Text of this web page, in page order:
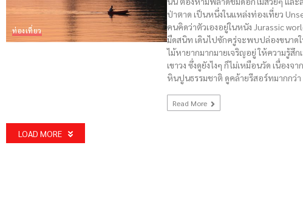
ท่องเที่ยว
ป่าตาด เป็นหนึ่งในแหล่งท่องเที่ยว
คนคิดว่าตัวเองอยู่ในหนัง Jurassic
มืดสนิท เดินไปซักครู่จะพบปล่องขนาด
ไม้หายากมากมายเจริญอยู่ ให้ความรู้สึ
เขาวง ซึ่งดูยังไงๆ ก็ไม่เหมือนวัด เนื่อง
หินปูนธรรมชาติ ดูคล้ายรีสอร์ทมากกว่
Read More
LOAD MORE